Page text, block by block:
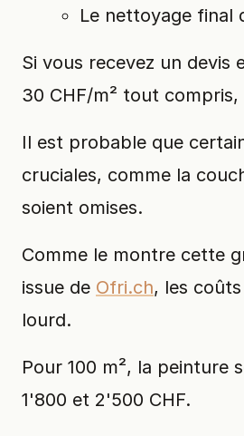
Le nettoyage final
Si vous recevez un devis
30 CHF/m² tout compris,
Il est probable que
cruciales, comme la
soient omises.
Comme le montre cette
issue de Ofri.ch, les
lourd.
Pour 100 m², la peinture
1'800 et 2'500 CHF.